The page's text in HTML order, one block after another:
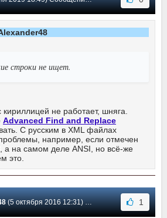
строки не ищет.
не работает, шняга.
Advanced Find and Replace
С русским в XML файлах
например, если отмечен
а на самом деле ANSI, но всё-же
это.
(5 октября 2016 12:31) Сообщение #12 1